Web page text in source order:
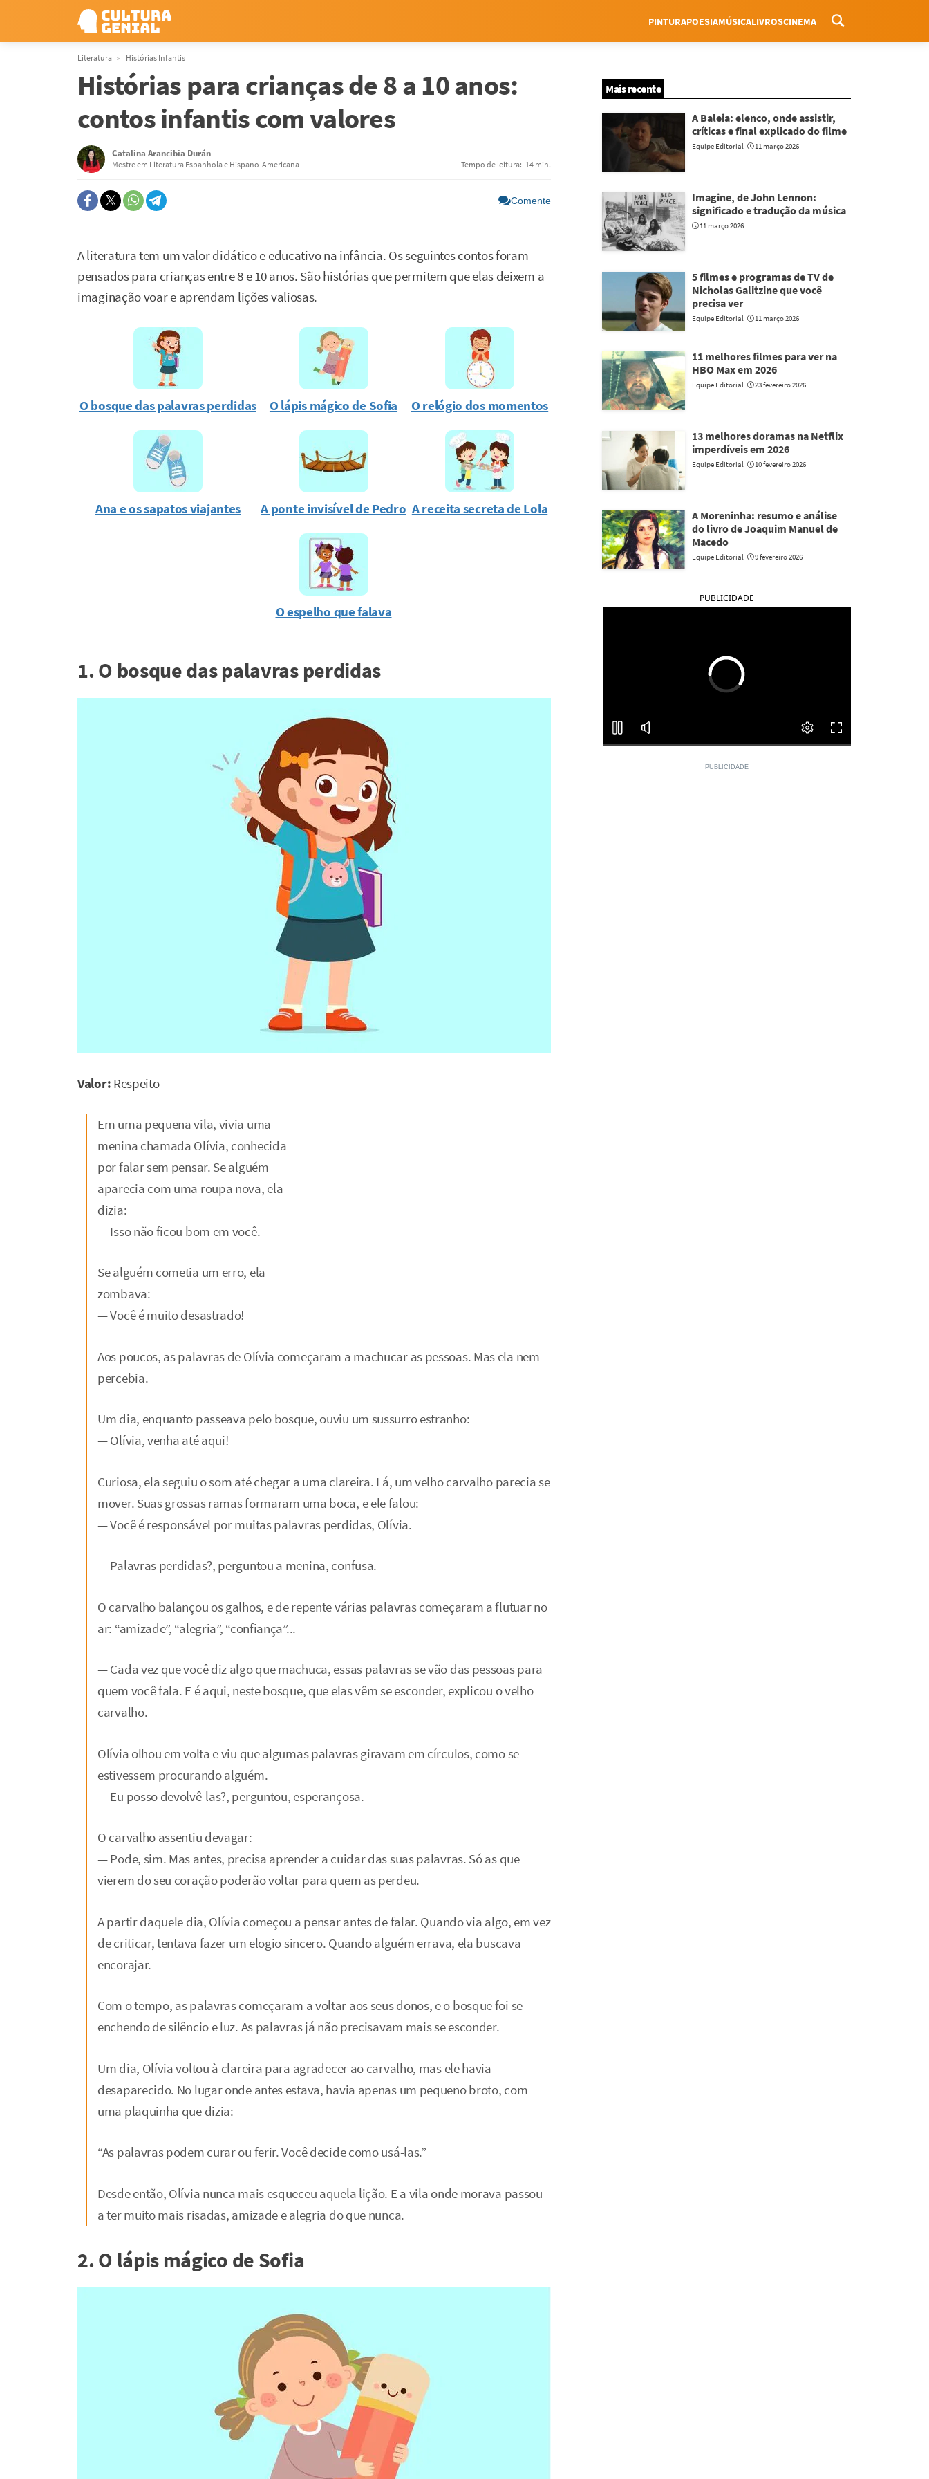
Menu
PINTURAPOESIAMÚSICALIVROSCINEMA
Literatura Histórias Infantis
Histórias para crianças de 8 a 10 anos:
contos infantis com valores
Catalina Arancibia Durán
Mestre em Literatura Espanhola e Hispano-Americana Tempo de leitura: 14 min.
Comente
A literatura tem um valor didático e educativo na infância. Os seguintes contos foram
pensados para crianças entre 8 e 10 anos. São histórias que permitem que elas deixem a
imaginação voar e aprendam lições valiosas.
O bosque das palavras perdidas O lápis mágico de Sofia O relógio dos momentos
Ana e os sapatos viajantes A ponte invisível de Pedro A receita secreta de Lola
O espelho que falava
1. O bosque das palavras perdidas
Valor: Respeito
Em uma pequena vila, vivia uma
menina chamada Olívia, conhecida
por falar sem pensar. Se alguém
aparecia com uma roupa nova, ela
dizia:
— Isso não ficou bom em você.
Se alguém cometia um erro, ela
zombava:
— Você é muito desastrado!
Aos poucos, as palavras de Olívia começaram a machucar as pessoas. Mas ela nem
percebia.
Um dia, enquanto passeava pelo bosque, ouviu um sussurro estranho:
— Olívia, venha até aqui!
Curiosa, ela seguiu o som até chegar a uma clareira. Lá, um velho carvalho parecia se
mover. Suas grossas ramas formaram uma boca, e ele falou:
— Você é responsável por muitas palavras perdidas, Olívia.
— Palavras perdidas?, perguntou a menina, confusa.
O carvalho balançou os galhos, e de repente várias palavras começaram a flutuar no
ar: “amizade”, “alegria”, “confiança”...
— Cada vez que você diz algo que machuca, essas palavras se vão das pessoas para
quem você fala. E é aqui, neste bosque, que elas vêm se esconder, explicou o velho
carvalho.
Olívia olhou em volta e viu que algumas palavras giravam em círculos, como se
estivessem procurando alguém.
— Eu posso devolvê-las?, perguntou, esperançosa.
O carvalho assentiu devagar:
— Pode, sim. Mas antes, precisa aprender a cuidar das suas palavras. Só as que
vierem do seu coração poderão voltar para quem as perdeu.
A partir daquele dia, Olívia começou a pensar antes de falar. Quando via algo, em vez
de criticar, tentava fazer um elogio sincero. Quando alguém errava, ela buscava
encorajar.
Com o tempo, as palavras começaram a voltar aos seus donos, e o bosque foi se
enchendo de silêncio e luz. As palavras já não precisavam mais se esconder.
Um dia, Olívia voltou à clareira para agradecer ao carvalho, mas ele havia
desaparecido. No lugar onde antes estava, havia apenas um pequeno broto, com
uma plaquinha que dizia:
“As palavras podem curar ou ferir. Você decide como usá-las.”
Desde então, Olívia nunca mais esqueceu aquela lição. E a vila onde morava passou
a ter muito mais risadas, amizade e alegria do que nunca.
2. O lápis mágico de Sofia
Mais recente
A Baleia: elenco, onde assistir,
críticas e final explicado do filme
Equipe Editorial 11 março 2026
Imagine, de John Lennon:
significado e tradução da música
11 março 2026
5 filmes e programas de TV de
Nicholas Galitzine que você
precisa ver
Equipe Editorial 11 março 2026
11 melhores filmes para ver na
HBO Max em 2026
Equipe Editorial 23 fevereiro 2026
13 melhores doramas na Netflix
imperdíveis em 2026
Equipe Editorial 10 fevereiro 2026
A Moreninha: resumo e análise
do livro de Joaquim Manuel de
Macedo
Equipe Editorial 9 fevereiro 2026
PUBLICIDADE